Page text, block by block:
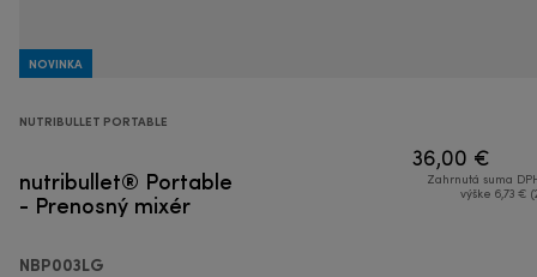
NOVINKA
NUTRIBULLET PORTABLE
nutribullet® Portable
- Prenosný mixér
NBP003LG
36,00 €
Zahrnutá suma
výške 6,73 €